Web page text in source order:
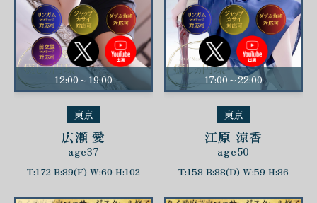
12:00～19:00
東京
広瀬 愛
age37
T:172 B:89(F) W:60 H:102
17:00～22:00
東京
江原 涼香
age50
T:158 B:88(D) W:59 H:86